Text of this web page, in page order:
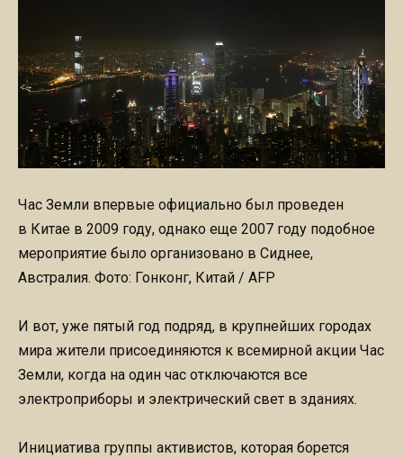
Час Земли впервые официально был проведен
в Китае в 2009 году, однако еще 2007 году подобное
мероприятие было организовано в Сиднее,
Австралия. Фото: Гонконг, Китай / AFP
И вот, уже пятый год подряд, в крупнейших городах
мира жители присоединяются к всемирной акции Час
Земли, когда на один час отключаются все
электроприборы и электрический свет в зданиях.
Инициатива группы активистов, которая борется